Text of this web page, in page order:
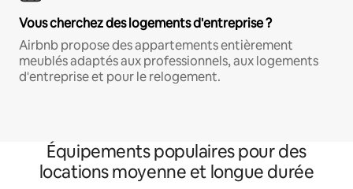
Vous cherchez des logements d'entreprise ?
Airbnb propose des appartements entièrement
meublés adaptés aux professionnels, aux logements
d'entreprise et pour le relogement.
Équipements populaires pour des
locations moyenne et longue durée